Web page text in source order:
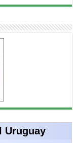
Uruguay